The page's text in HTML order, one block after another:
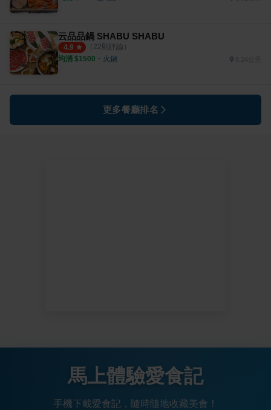
云品品鍋 SHABU SHABU
4.9 （ 22則評論）
均消 $1500 ・ 火鍋 8.24公里
更多餐廳排名
馬上體驗愛食記
手機下載愛食記，隨時隨地收藏美食！